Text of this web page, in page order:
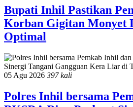
Bupati Inhil Pastikan
Korban Gigitan Monyet
Optimal
05 Agu 2026 397 kali
Polres Inhil bersama